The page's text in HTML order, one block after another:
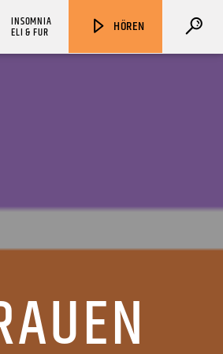
HÖREN
INSOMNIA
ELI & FUR